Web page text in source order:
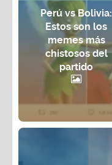
Perú vs Bolivia:
Estos son los
memes más
chistosos del
partido